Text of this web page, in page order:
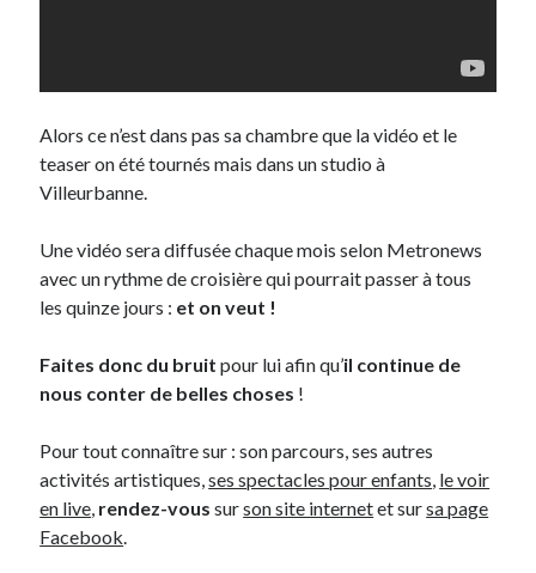
Alors ce n’est dans pas sa chambre que la vidéo et le
teaser on été tournés mais dans un studio à
Villeurbanne.
Une vidéo sera diffusée chaque mois selon Metronews
avec un rythme de croisière qui pourrait passer à tous
les quinze jours : et on veut !
Faites donc du bruit pour lui afin qu’il continue de
nous conter de belles choses !
Pour tout connaître sur : son parcours, ses autres
activités artistiques,ses spectacles pour enfants, le voir
en live, rendez-vous surson site internetet sursa page
Facebook.